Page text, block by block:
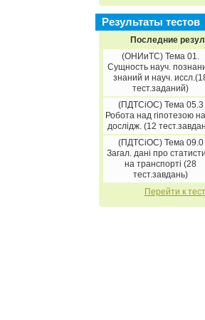
Результаты тестов
Последние
(ОНИиТС) Тема 01.
Сущность науч.
знаний и науч.
тест.заданий)
(ПДТСіОС) Тема 05.3
Робота над гіпотезою
дослідж. (12
(ПДТСіОС) Тема 09.0
Загал. дані про
на транспорті (28
тест.завдань)
Перейти к